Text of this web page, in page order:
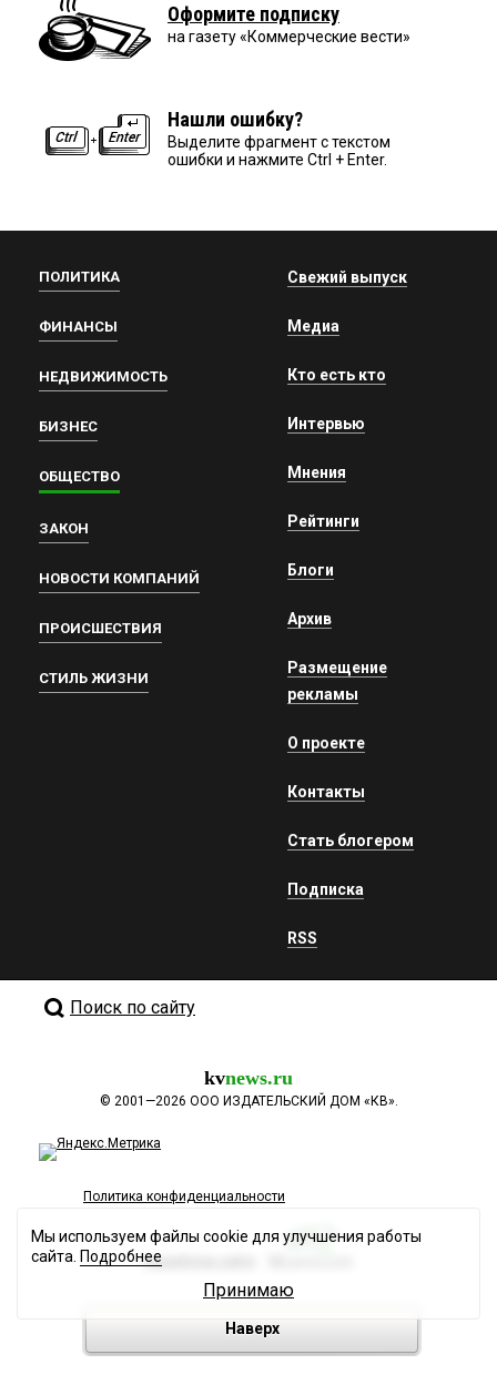
Оформите подписку
на газету «Коммерческие вести»
Нашли ошибку?
Выделите фрагмент с текстом
ошибки и нажмите Ctrl + Enter.
ПОЛИТИКА
ФИНАНСЫ
НЕДВИЖИМОСТЬ
БИЗНЕС
ОБЩЕСТВО
ЗАКОН
НОВОСТИ КОМПАНИЙ
ПРОИСШЕСТВИЯ
СТИЛЬ ЖИЗНИ
Свежий выпуск
Медиа
Кто есть кто
Интервью
Мнения
Рейтинги
Блоги
Архив
Размещение
рекламы
О проекте
Контакты
Стать блогером
Подписка
RSS
Поиск по сайту
kvnews.ru
© 2001—2026 ООО ИЗДАТЕЛЬСКИЙ ДОМ «КВ».
Политика конфиденциальности
Разработка сайта
Наверх
Мы используем файлы cookie для улучшения работы
сайта. Подробнее
Принимаю